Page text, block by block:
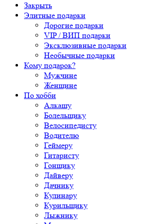
Закрыть
Элитные подарки
Дорогие подарки
VIP / ВИП подарки
Эксклюзивные подарки
Необычные подарки
Кому подарок?
Мужчине
Женщине
По хобби
Алкашу
Болельщику
Велосипедисту
Водителю
Геймеру
Гитаристу
Гонщику
Дайверу
Дачнику
Кулинару
Курильщику
Лыжнику